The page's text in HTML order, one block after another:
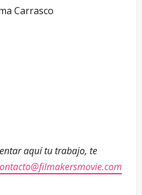
Carrasco
aquí tu trabajo, te